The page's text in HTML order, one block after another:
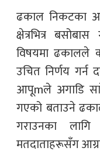
ढकाल निकटका
क्षेत्रभित्र
विषयमा ढकालले
उचित निर्णय गर्न
आपूmले अगाडि
गएको बताउने
गराउनका
मतदाताहरूसँग